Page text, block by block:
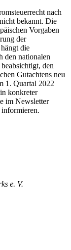
nach
bekannt. Die
Vorgaben
der
die
den nationalen
den
Gutachtens neu
1. Quartal 2022
konkreter
im Newsletter
e. V.